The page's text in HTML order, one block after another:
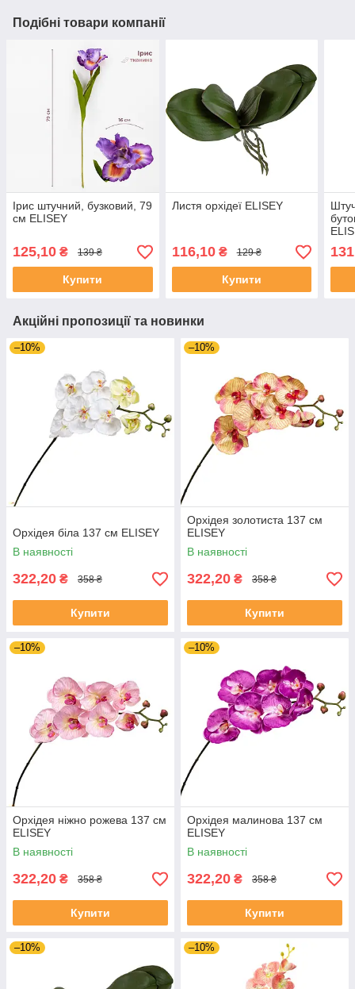
Подібні товари компанії
Ірис штучний, бузковий, 79
см ELISEY
125,10 ₴ 139 ₴
Купити
Листя орхідеї ELISEY
116,10₴ 129 ₴
Купити
Акційні пропозиції та новинки
–10%
Орхідея біла 137 см ELISEY
В наявності
322,20 ₴ 358 ₴
Купити
–10%
Орхідея золотиста 137 см
ELISEY
В наявності
322,20 ₴ 358 ₴
Купити
–10%
Орхідея ніжно рожева 137 см
ELISEY
В наявності
322,20 ₴ 358 ₴
Купити
–10%
Орхідея малинова 137 см
ELISEY
В наявності
322,20 ₴ 358 ₴
Купити
–10% –10%